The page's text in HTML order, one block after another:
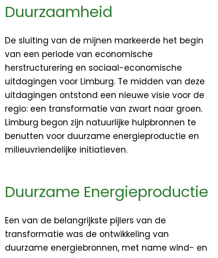
Duurzaamheid
De sluiting van de mijnen markeerde het begin
van een periode van economische
herstructurering en sociaal-economische
uitdagingen voor Limburg. Te midden van deze
uitdagingen ontstond een nieuwe visie voor de
regio: een transformatie van zwart naar groen.
Limburg begon zijn natuurlijke hulpbronnen te
benutten voor duurzame energieproductie en
milieuvriendelijke initiatieven.
Duurzame Energieproductie
Een van de belangrijkste pijlers van de
transformatie was de ontwikkeling van
duurzame energiebronnen, met name wind- en